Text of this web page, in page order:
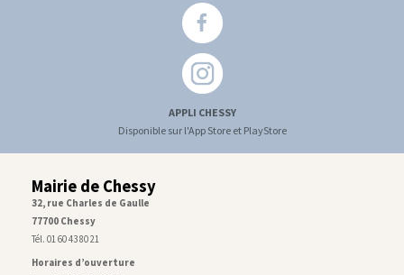
APPLI CHESSY
Disponible sur l'App Store et PlayStore
Mairie de Chessy
32, rue Charles de Gaulle
77700 Chessy
Tél. 01 60 43 80 21
Horaires d’ouverture